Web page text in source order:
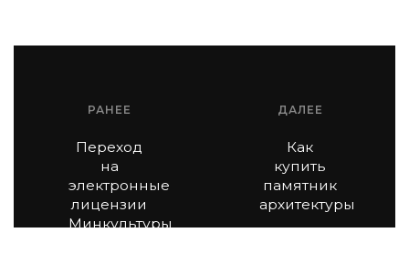
РАНЕЕ
Переход
на
электронные
лицензии
Минкультуры
ДАЛЕЕ
Как
купить
памятник
архитектуры